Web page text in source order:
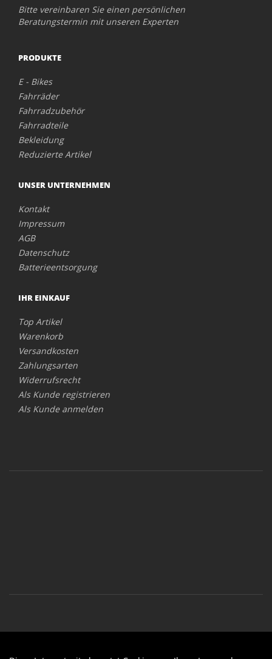
Bitte vereinbaren Sie einen persönlichen
Beratungstermin mit unseren Experten
PRODUKTE
E - Bikes
Fahrräder
Fahrradzubehör
Fahrradteile
Bekleidung
Reduzierte Artikel
UNSER UNTERNEHMEN
Kontakt
Impressum
AGB
Datenschutz
Batterieentsorgung
IHR EINKAUF
Top Artikel
Warenkorb
Versandkosten
Zahlungsarten
Widerrufsrecht
Als Kunde registrieren
Als Kunde anmelden